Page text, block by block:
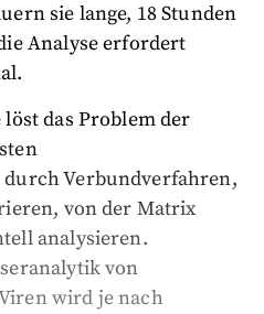
sie lange, 18 Stunden
Analyse erfordert
das Problem der
Verbundverfahren,
von der Matrix
analysieren.
von
wird je nach